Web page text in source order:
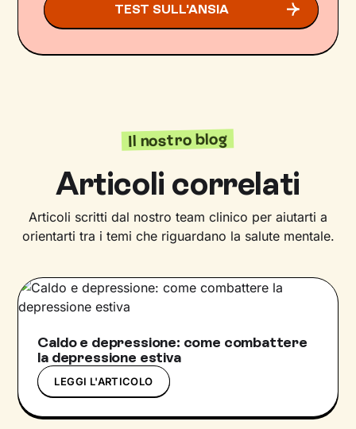
TEST SULL'ANSIA
Il nostro blog
Articoli correlati
Articoli scritti dal nostro team clinico per aiutarti a
orientarti tra i temi che riguardano la salute mentale.
Caldo e depressione: come combattere
la depressione estiva
LEGGI L'ARTICOLO